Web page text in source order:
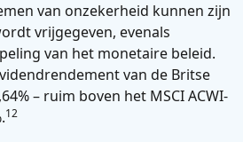
van onzekerheid kunnen zijn
vrijgegeven, evenals
van het monetaire beleid.
van de Britse
– ruim boven het MSCI ACWI-
12